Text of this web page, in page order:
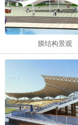
膜结构景观